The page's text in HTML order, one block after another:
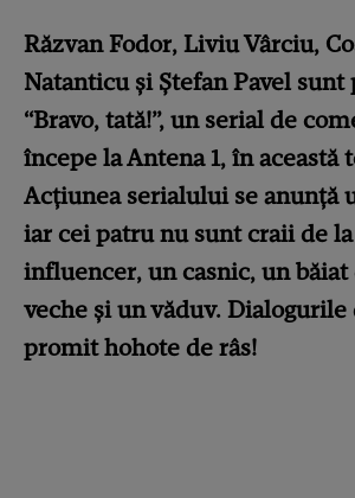
Răzvan Fodor, Liviu Vârciu,
Natanticu și Ștefan Pavel
“Bravo, tată!”, un serial de
începe la Antena 1, în această
Acțiunea serialului se anunță
iar cei patru nu sunt craii de
influencer, un casnic, un băiat
veche și un văduv.
promit hohote de râs!